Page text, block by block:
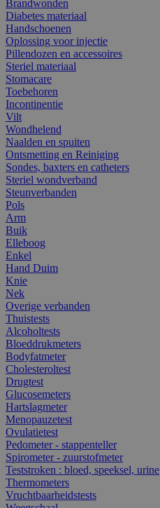
Brandwonden
Diabetes materiaal
Handschoenen
Oplossing voor injectie
Pillendozen en accessoires
Steriel materiaal
Stomacare
Toebehoren
Incontinentie
Vilt
Wondhelend
Naalden en spuiten
Ontsmetting en Reiniging
Sondes, baxters en catheters
Steriel wondverband
Steunverbanden
Pols
Arm
Buik
Elleboog
Enkel
Hand Duim
Knie
Nek
Overige verbanden
Thuistests
Alcoholtests
Bloeddrukmeters
Bodyfatmeter
Cholesteroltest
Drugtest
Glucosemeters
Hartslagmeter
Menopauzetest
Ovulatietest
Pedometer - stappenteller
Spirometer - zuurstofmeter
Teststroken : bloed, speeksel, urine
Thermometers
Vruchtbaarheidstests